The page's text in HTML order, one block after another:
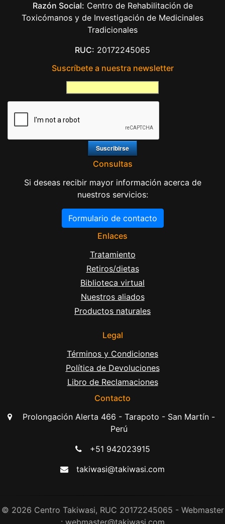
Razón Social: Centro de Rehabilitación de
Toxicómanos y de Investigación de Medicinales
Tradicionales
RUC: 20172245065
Suscríbete a nuestra newsletter
Consultas
Si deseas recibir mayor información acerca de
nuestros servicios:
Formulario de contacto
Enlaces
Tratamiento
Retiros/dietas
Biblioteca virtual
Nuestros aliados
Productos naturales
Legal
Términos y Condiciones
Política de Devoluciones
Libro de Reclamaciones
Contacto
Prolongación Alerta 466 - Tarapoto - San Martín -
Perú
+51 942023915
takiwasi@takiwasi.com
© 2026 Centro Takiwasi, RUC 20172245065 - Webmaster
: webmaster@takiwasi.com